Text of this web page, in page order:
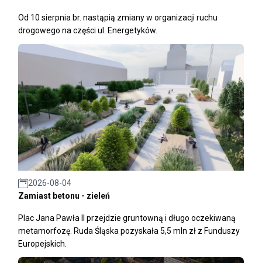
Od 10 sierpnia br. nastąpią zmiany w organizacji ruchu
drogowego na części ul. Energetyków.
2026-08-04
Zamiast betonu - zieleń
Plac Jana Pawła II przejdzie gruntowną i długo oczekiwaną
metamorfozę. Ruda Śląska pozyskała 5,5 mln zł z Funduszy
Europejskich.